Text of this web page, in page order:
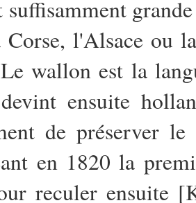
Corse, l'Alsace ou
wallon est la
ensuite
de préserver
en 1820 la
reculer ensuite